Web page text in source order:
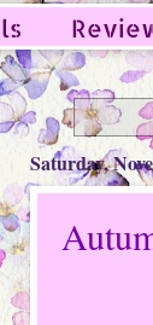
Saturday,